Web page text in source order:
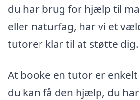
du har brug for hjælp til
eller naturfag, har vi et
tutorer klar til at støtte dig.
At booke en tutor er
du kan få den hjælp, du